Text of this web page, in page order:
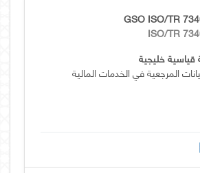
GSO ISO/TR
ISO/TR
خليجية
المرجعية في الخدمات المالية